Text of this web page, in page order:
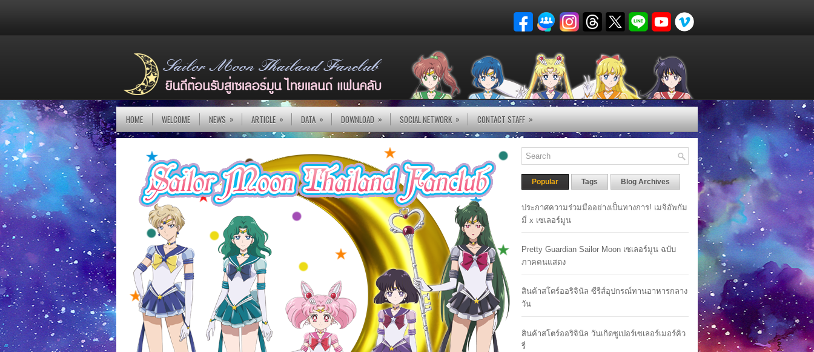
HOME WELCOME NEWS » ARTICLE » DATA » DOWNLOAD » SOCIAL NETWORK » CONTACT STAFF »
Popular Tags Blog Archives
ประกาศความร่วมมืออย่างเป็นทางการ! เมจิอัพกัม
มี่ x เซเลอร์มูน
Pretty Guardian Sailor Moon เซเลอร์มูน ฉบับ
ภาคคนแสดง
สินค้าสโตร์ออริจินัล ซีรีส์อุปกรณ์ทานอาหารกลาง
วัน
สินค้าสโตร์ออริจินัล วันเกิดซูเปอร์เซเลอร์เมอร์คิว
รี่